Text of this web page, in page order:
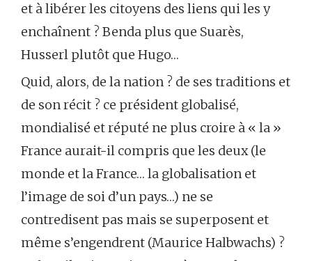
et à libérer les citoyens des liens qui les y
enchaînent ? Benda plus que Suarès,
Husserl plutôt que Hugo…
Quid, alors, de la nation ? de ses traditions et
de son récit ? ce président globalisé,
mondialisé et réputé ne plus croire à « la »
France aurait-il compris que les deux (le
monde et la France… la globalisation et
l’image de soi d’un pays…) ne se
contredisent pas mais se superposent et
même s’engendrent (Maurice Halbwachs) ?